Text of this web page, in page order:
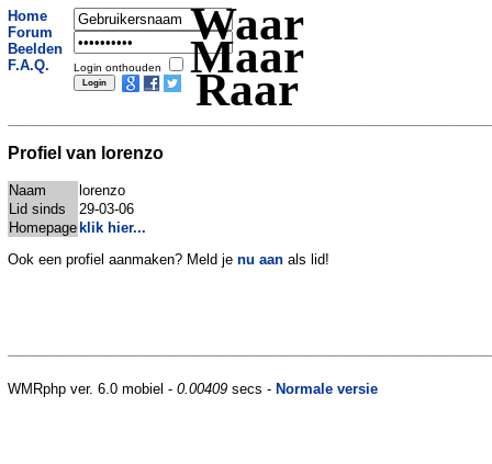
Home
Forum
Beelden
F.A.Q.
Login onthouden
Waar
Maar
Raar
Profiel van lorenzo
Naam
lorenzo
Lid sinds
29-03-06
Homepageklik hier...
Ook een profiel aanmaken? Meld je nu aan als lid!
WMRphp ver. 6.0 mobiel - 0.00409 secs - Normale versie